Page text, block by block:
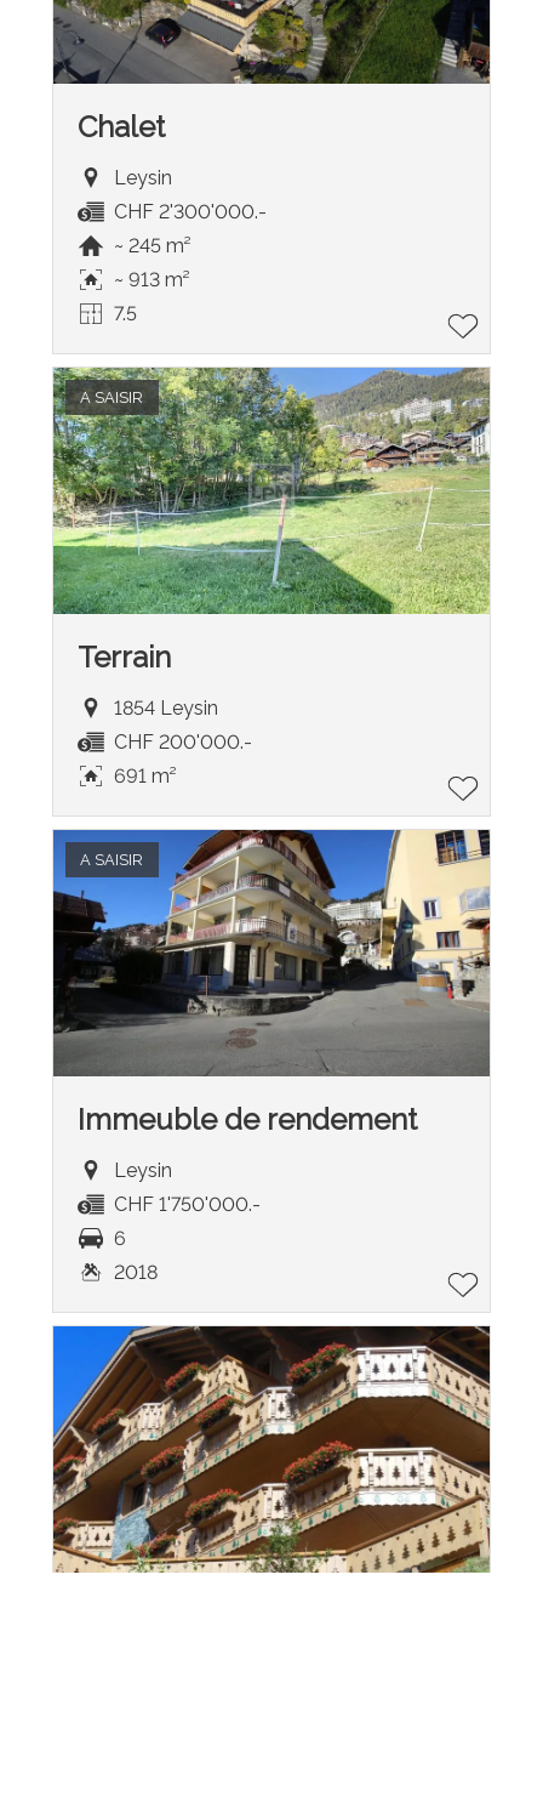
Chalet
Leysin
CHF 2'300'000.-
~ 245 m²
~ 913 m²
7.5
A SAISIR
Terrain
1854 Leysin
CHF 200'000.-
691 m²
A SAISIR
Immeuble de rendement
Leysin
CHF 1'750'000.-
6
2018